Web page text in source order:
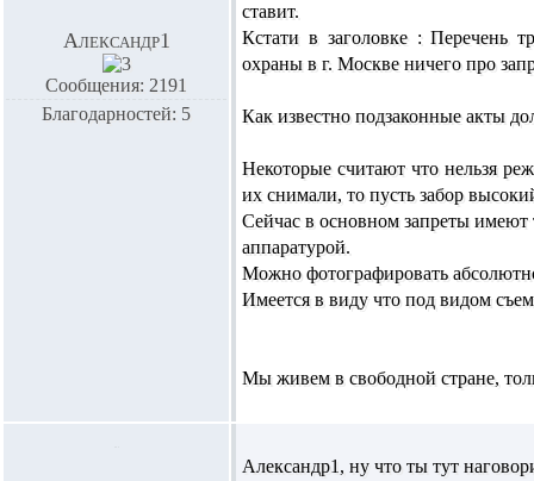
Александр1
Сообщения: 2191
Благодарностей: 5
ставит.
Кстати в заголовке :Перечень
охраны в г. Москве ничего про
Как известно подзаконные акты
Некоторые считают что нельзя
их снимали, то пусть забор
Сейчас в основном запреты
аппаратурой.
Можно фотографировать абсолютно
Имеется в виду что под видом
Мы живем в свободной стране,
Александр1, ну что ты тут